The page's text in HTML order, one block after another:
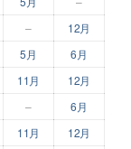
– 12月
5月
6月
11月 12月
–
6月
11月 12月